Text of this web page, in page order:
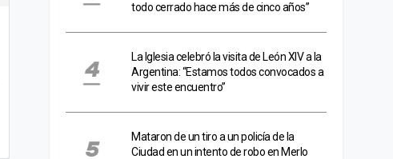
todo cerrado hace más de cinco años”
La Iglesia celebró la visita de León XIV a la
Argentina: “Estamos todos convocados a
vivir este encuentro”
Mataron de un tiro a un policía de la
Ciudad en un intento de robo en Merlo